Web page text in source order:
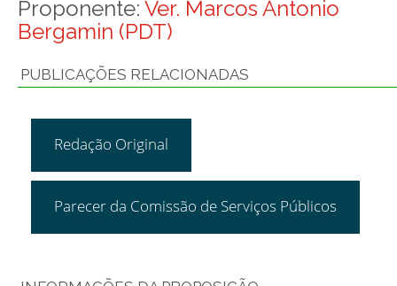
Proponente: Ver. Marcos Antonio
Bergamin (PDT)
PUBLICAÇÕES RELACIONADAS
Redação Original
Parecer da Comissão de Serviços Públicos